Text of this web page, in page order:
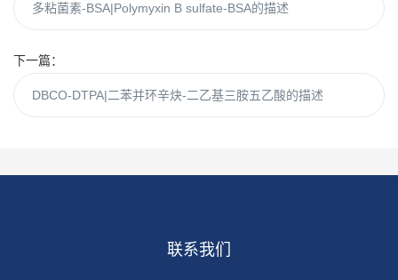
多粘菌素-BSA|Polymyxin B sulfate-BSA的描述
下一篇：
DBCO-DTPA|二苯并环辛炔-二乙基三胺五乙酸的描述
联系我们